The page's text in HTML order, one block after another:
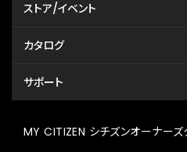
ストア/イベント
カタログ
サポート
MY CITIZEN シチズンオーナーズ